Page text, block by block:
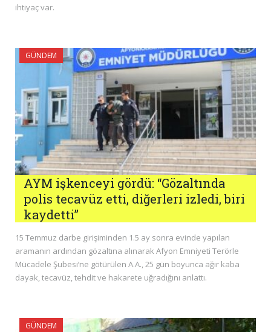
ihtiyaç var.
GÜNDEM
AYM işkenceyi gördü: “Gözaltında
polis tecavüz etti, diğerleri izledi, biri
kaydetti”
15 Temmuz darbe girişiminden 1.5 ay sonra evinde yapılan
aramanın ardından gözaltına alınarak Afyon Emniyeti Terörle
Mücadele Şubesi’ne götürülen A.A., 25 gün boyunca ağır kaba
dayak, tecavüz, tehdit ve hakarete uğradığını anlattı.
GÜNDEM